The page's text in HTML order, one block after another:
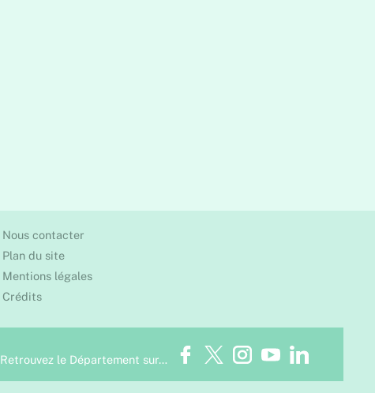
Nous contacter
Plan du site
Mentions légales
Crédits
Retrouvez le Département sur…
Facebook
TwitterInstagram
Youtube